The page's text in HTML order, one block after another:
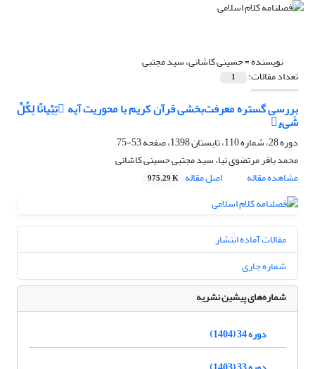
نویسنده =حسینی کاشانی، سید مجتبی
تعداد مقالات: 1
بررسی گستره معرفت‌بخشی قرآن کریم با محوریت آیه تِبْیانًا لِکُلِّ
شَیءٍ
دوره 28، شماره 110، تابستان 1398، صفحه
53-75
محمد باقر مرتضوی نیا، سید مجتبی حسینی کاشانی
مشاهده مقاله
اصل مقاله 975.29 K
مقالات آماده انتشار
شماره جاری
شماره‌های پیشین نشریه
دوره 34 (1404)